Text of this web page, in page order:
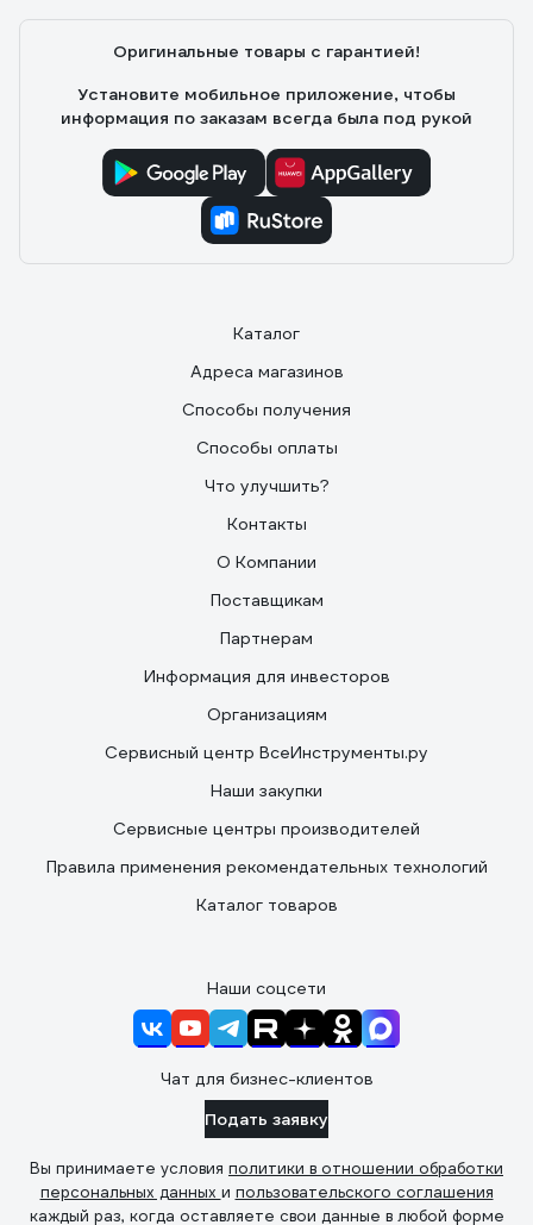
Оригинальные товары с гарантией!
Установите мобильное приложение, чтобы
информация по заказам всегда была под рукой
Каталог
Адреса магазинов
Способы получения
Способы оплаты
Что улучшить?
Контакты
О Компании
Поставщикам
Партнерам
Информация для инвесторов
Организациям
Сервисный центр ВсеИнструменты.ру
Наши закупки
Сервисные центры производителей
Правила применения рекомендательных технологий
Каталог товаров
Наши соцсети
Чат для бизнес-клиентов
Подать заявку
Вы принимаете условия политики в отношении обработки
персональных данных и пользовательского соглашения
каждый раз, когда оставляете свои данные в любой форме